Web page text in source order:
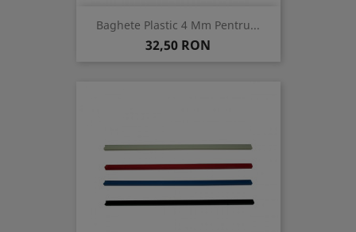
Baghete Plastic 4 Mm Pentru...
Pret
32,50 RON